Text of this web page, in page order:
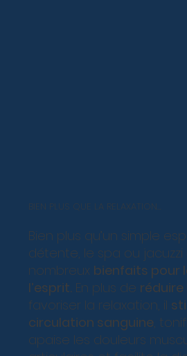
BIEN PLUS QUE LA RELAXATION...
Bien plus qu’un simple
détente, le spa ou
nombreux bienfaits pour
l’esprit. En plus de réduire
favoriser la relaxation, il
circulation sanguine,
apaise les douleurs